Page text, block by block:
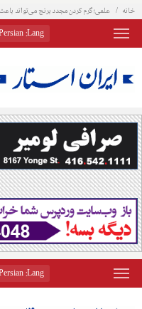
خانه علمی؛ گرم کردن مجدد برنج می‌تواند
Lang
: Persian
Lang
: Persian